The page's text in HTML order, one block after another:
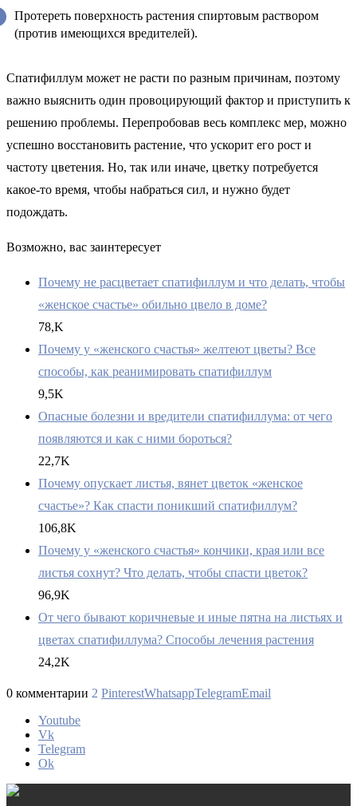
Протереть поверхность растения спиртовым раствором
(против имеющихся вредителей).
Спатифиллум может не расти по разным причинам, поэтому
важно выяснить один провоцирующий фактор и приступить к
решению проблемы. Перепробовав весь комплекс мер, можно
успешно восстановить растение, что ускорит его рост и
частоту цветения. Но, так или иначе, цветку потребуется
какое-то время, чтобы набраться сил, и нужно будет
подождать.
Возможно, вас заинтересует
Почему не расцветает спатифиллум и что делать, чтобы
«женское счастье» обильно цвело в доме?
78,K
Почему у «женского счастья» желтеют цветы? Все
способы, как реанимировать спатифиллум
9,5K
Опасные болезни и вредители спатифиллума: от чего
появляются и как с ними бороться?
22,7K
Почему опускает листья, вянет цветок «женское
счастье»? Как спасти поникший спатифиллум?
106,8K
Почему у «женского счастья» кончики, края или все
листья сохнут? Что делать, чтобы спасти цветок?
96,9K
От чего бывают коричневые и иные пятна на листьях и
цветах спатифиллума? Способы лечения растения
24,2K
0 комментарии 2 PinterestWhatsappTelegramEmail
Youtube
Vk
Telegram
Ok